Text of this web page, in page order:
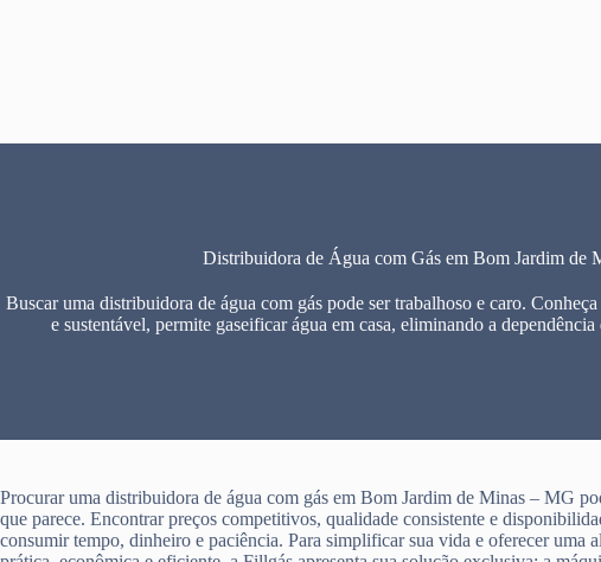
Distribuidora de Água com Gás em Bom Jardim de
Buscar uma distribuidora de água com gás pode ser trabalhoso e caro.
e sustentável, permite gaseificar água em casa, eliminando a
Procurar uma distribuidora de água com gás em Bom Jardim de Minas – MG
que parece. Encontrar preços competitivos, qualidade consistente e
consumir tempo, dinheiro e paciência. Para simplificar sua vida e oferecer uma